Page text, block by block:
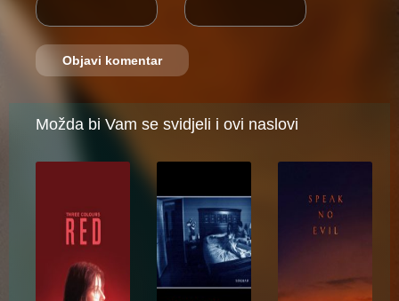
Možda bi Vam se svidjeli i ovi naslovi